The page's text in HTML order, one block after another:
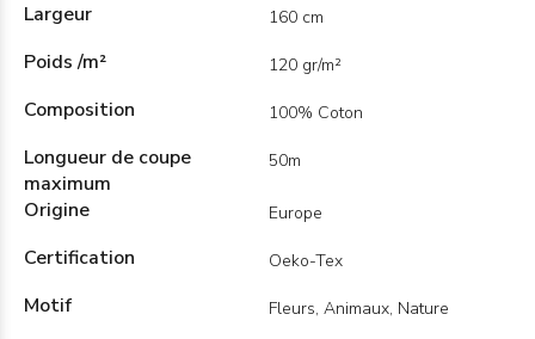
Largeur 160 cm
Poids /m² 120 gr/m²
Composition 100% Coton
Longueur de coupe
maximum
50m
Origine Europe
Certification Oeko-Tex
Motif Fleurs, Animaux, Nature